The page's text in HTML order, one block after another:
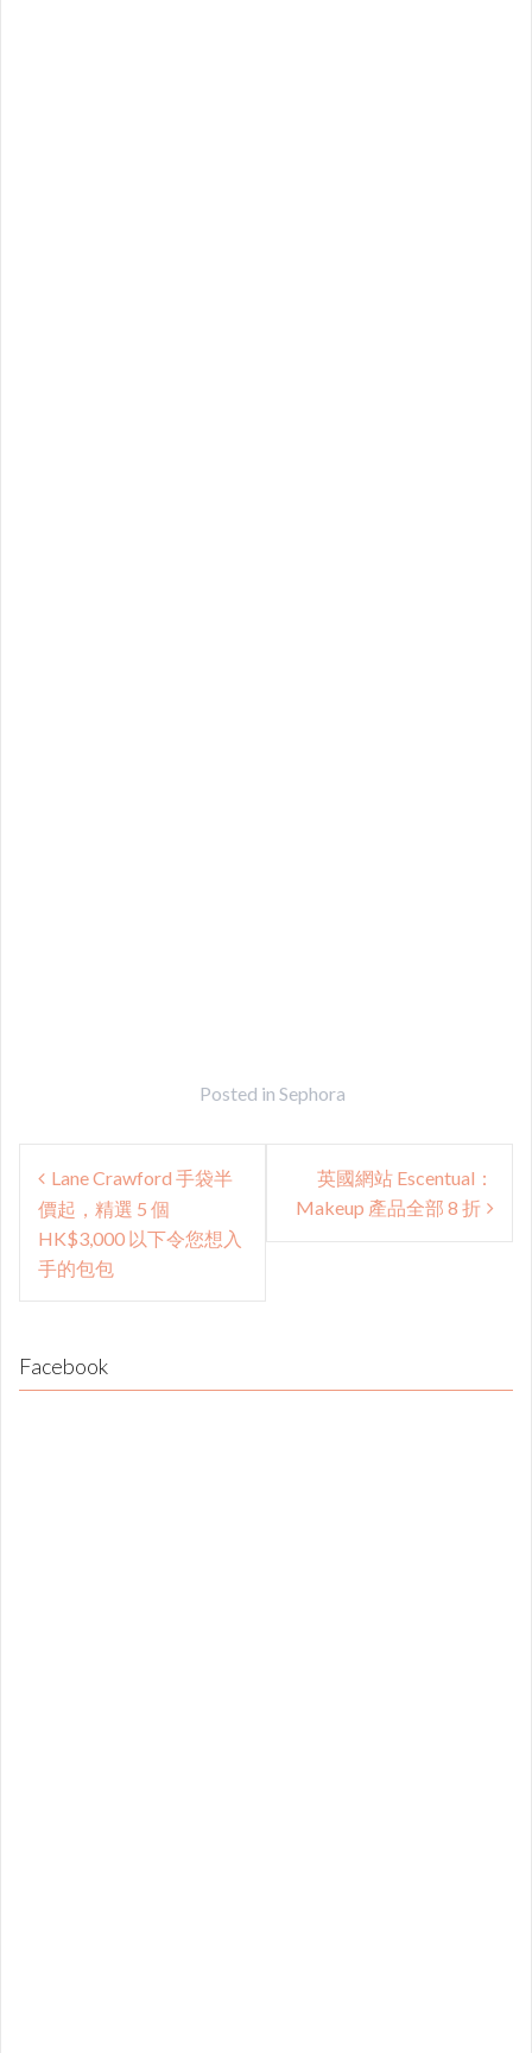
Posted in Sephora
Post
navigation
Lane Crawford 手袋半
價起，精選 5 個
HK$3,000 以下令您想入
手的包包
英國網站 Escentual：
Makeup 產品全部 8 折
Facebook